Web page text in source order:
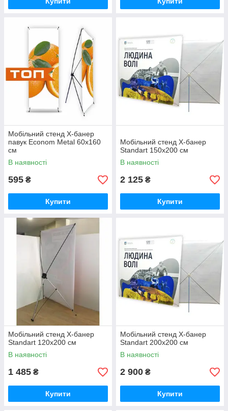
Мобільний стенд X-банер
павук Econom Metal 60x160
см
В наявності
595 ₴
Купити
Мобільний стенд X-банер
Standart 150х200 см
В наявності
2 125 ₴
Купити
Мобільний стенд X-банер
Standart 120х200 см
В наявності
1 485 ₴
Купити
Мобільний стенд X-банер
Standart 200х200 см
В наявності
2 900 ₴
Купити